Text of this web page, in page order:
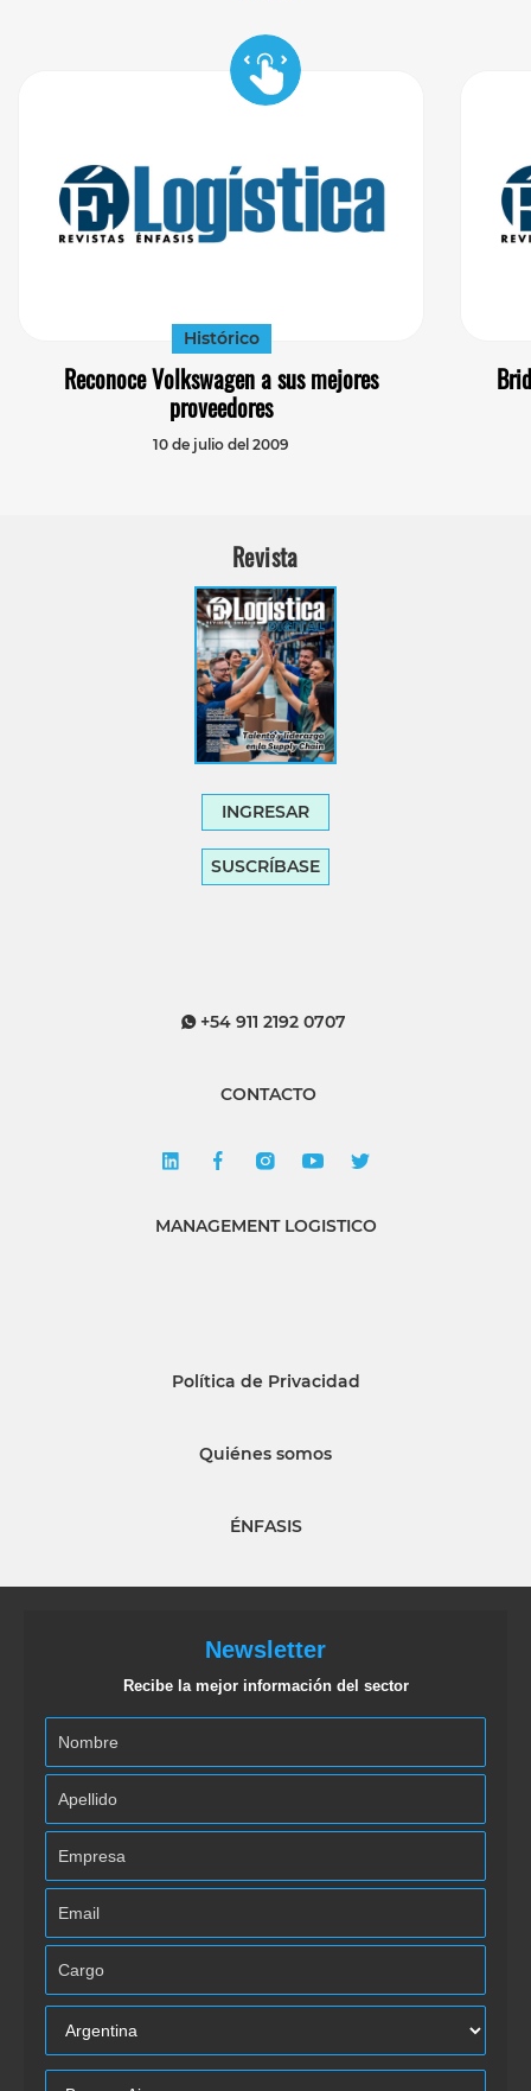
Histórico
Reconoce Volkswagen a sus mejores
proveedores
10 de julio del 2009
Revista
INGRESAR
SUSCRÍBASE
+54 911 2192 0707
CONTACTO
MANAGEMENT LOGISTICO
Política de Privacidad
Quiénes somos
ÉNFASIS
Newsletter
Recibe la mejor información del sector